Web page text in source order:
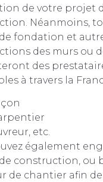
de votre projet
Néanmoins,
fondation et
des murs ou
des
à travers la
etc.
également
construction, ou
de chantier afin de